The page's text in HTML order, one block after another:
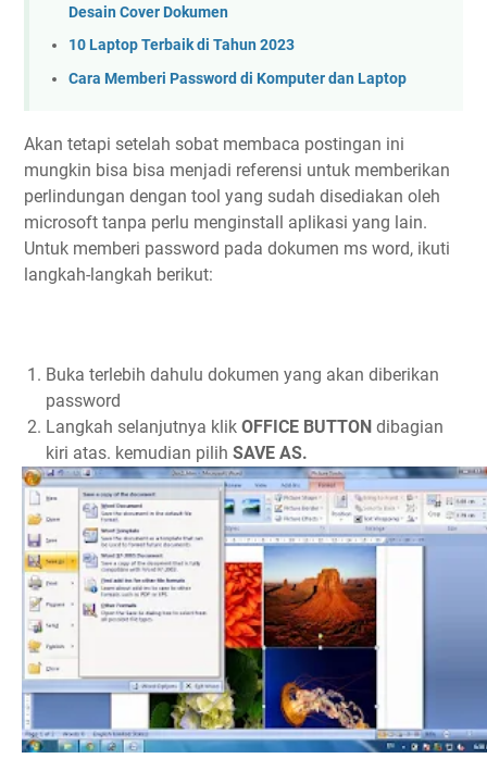
Desain Cover Dokumen
10 Laptop Terbaik di Tahun 2023
Cara Memberi Password di Komputer dan Laptop
Akan tetapi setelah sobat membaca postingan ini
mungkin bisa bisa menjadi referensi untuk memberikan
perlindungan dengan tool yang sudah disediakan oleh
microsoft tanpa perlu menginstall aplikasi yang lain.
Untuk memberi password pada dokumen ms word, ikuti
langkah-langkah berikut:
Buka terlebih dahulu dokumen yang akan diberikan
password
Langkah selanjutnya klik OFFICE BUTTON dibagian
kiri atas. kemudian pilih SAVE AS.